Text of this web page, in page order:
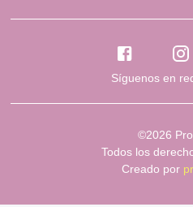
Síguenos en
©2026
Todos los
Creado por